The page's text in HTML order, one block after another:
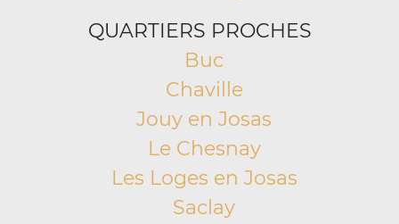
QUARTIERS PROCHES
Buc
Chaville
Jouy en Josas
Le Chesnay
Les Loges en Josas
Saclay